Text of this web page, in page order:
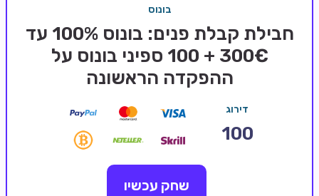
בלאקג'ק אונליין
בונוסים בקזינו אונליין
בונוס
חבילת קבלת פנים: בונוס 100% עד
300€ + 100 ספיני בונוס על
ההפקדה הראשונה
דירוג
100
שחק עכשיו